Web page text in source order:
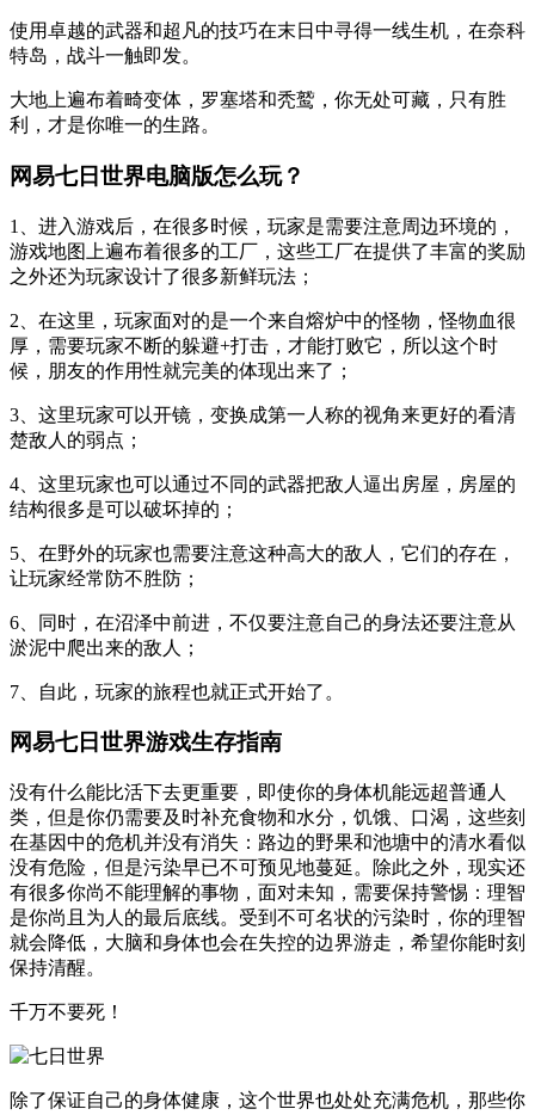
使用卓越的武器和超凡的技巧在末日中寻得一线生机，在奈科
特岛，战斗一触即发。
大地上遍布着畸变体，罗塞塔和秃鹫，你无处可藏，只有胜
利，才是你唯一的生路。
网易七日世界电脑版怎么玩？
1、进入游戏后，在很多时候，玩家是需要注意周边环境的，
游戏地图上遍布着很多的工厂，这些工厂在提供了丰富的奖励
之外还为玩家设计了很多新鲜玩法；
2、在这里，玩家面对的是一个来自熔炉中的怪物，怪物血很
厚，需要玩家不断的躲避+打击，才能打败它，所以这个时
候，朋友的作用性就完美的体现出来了；
3、这里玩家可以开镜，变换成第一人称的视角来更好的看清
楚敌人的弱点；
4、这里玩家也可以通过不同的武器把敌人逼出房屋，房屋的
结构很多是可以破坏掉的；
5、在野外的玩家也需要注意这种高大的敌人，它们的存在，
让玩家经常防不胜防；
6、同时，在沼泽中前进，不仅要注意自己的身法还要注意从
淤泥中爬出来的敌人；
7、自此，玩家的旅程也就正式开始了。
网易七日世界游戏生存指南
没有什么能比活下去更重要，即使你的身体机能远超普通人
类，但是你仍需要及时补充食物和水分，饥饿、口渴，这些刻
在基因中的危机并没有消失：路边的野果和池塘中的清水看似
没有危险，但是污染早已不可预见地蔓延。除此之外，现实还
有很多你尚不能理解的事物，面对未知，需要保持警惕：理智
是你尚且为人的最后底线。受到不可名状的污染时，你的理智
就会降低，大脑和身体也会在失控的边界游走，希望你能时刻
保持清醒。
千万不要死！
除了保证自己的身体健康，这个世界也处处充满危机，那些你